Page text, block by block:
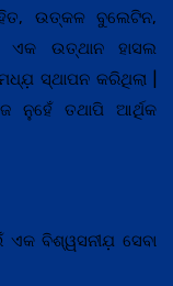
ଉତ୍କଳ ବୁଲେଟିନ,
ଏକ ଉତ୍ଥାନ ହାସଲ
ସ୍ଥାପନ କରିଥିଲା |
ନୁହେଁ ତଥାପି ଆର୍ଥିକ
ବିଶ୍ୱସନୀଯ଼ ସେବା